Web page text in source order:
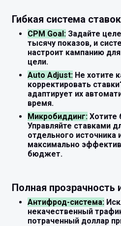
Гибкая система ставок
CPM Goal: Задайте
тысячу показов, и
настроит кампанию
цели.
Auto Adjust: Не хотите
корректировать
адаптирует их
время.
Микробиддинг: Хотите
Управляйте ставками
отдельного источника
максимально
бюджет.
Полная прозрачность
Антифрод-система:
некачественный
потраченный доллар